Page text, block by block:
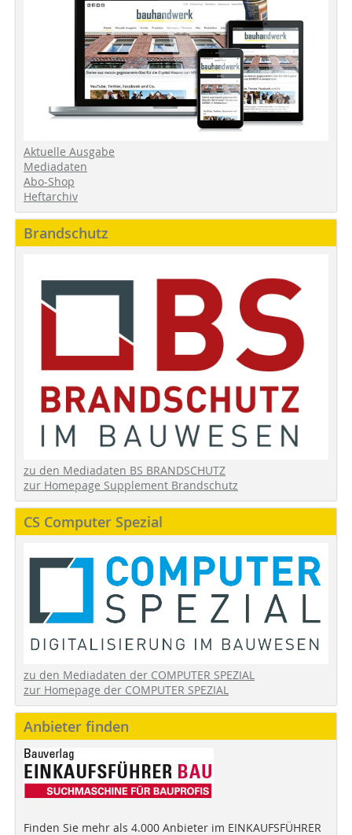
Aktuelle Ausgabe
Mediadaten
Abo-Shop
Heftarchiv
Brandschutz
zu den Mediadaten BS BRANDSCHUTZ
zur Homepage Supplement Brandschutz
CS Computer Spezial
zu den Mediadaten der COMPUTER SPEZIAL
zur Homepage der COMPUTER SPEZIAL
Anbieter finden
Finden Sie mehr als 4.000 Anbieter im EINKAUFSFÜHRER